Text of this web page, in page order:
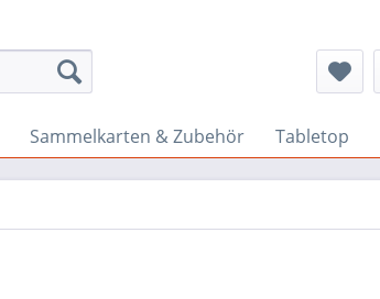
Sammelkarten & Zubehör Tabletop